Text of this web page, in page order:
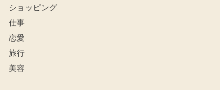
ショッピング
仕事
恋愛
旅行
美容